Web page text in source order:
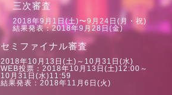
三次審査
2018年9月1日(土)〜9月24日(月・祝)
結果発表：2018年9月28日(金)
セミファイナル審査
2018年10月13日(土)～10月31日(水)
WEB投票：2018年10月13日(土)12:00～
10月31日(水)11:59
結果発表：2018年11月6日(火)